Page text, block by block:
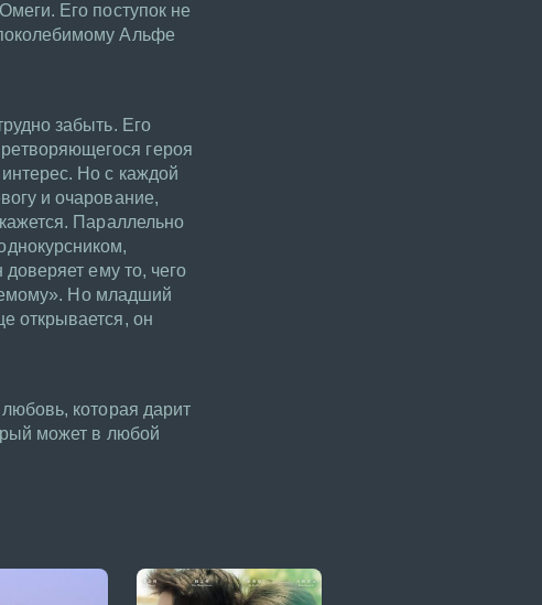
Его поступок не
Альфе
забыть. Его
героя
Но с каждой
и очарование,
Параллельно
ему то, чего
Но младший
открывается, он
которая дарит
может в любой